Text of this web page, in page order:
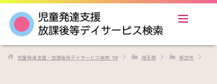
児童発達支援・放課後等デイサービス検索 TOP 埼玉県 草加市